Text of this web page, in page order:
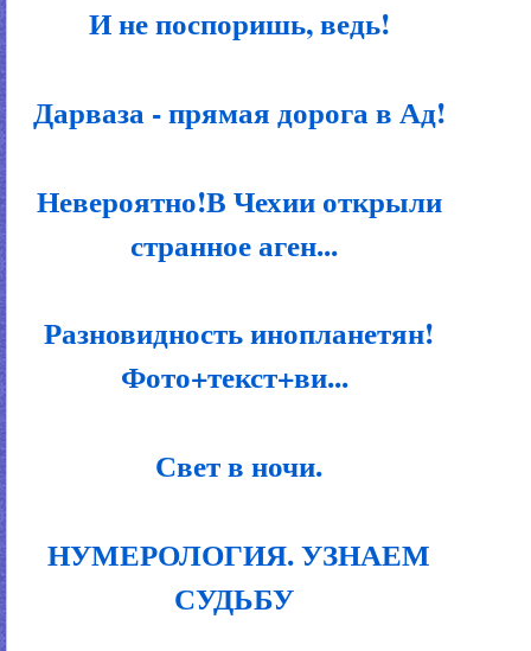
И не поспоришь, ведь!
Дарваза - прямая дорога в Ад!
Невероятно!В Чехии открыли
странное аген...
Разновидность инопланетян!
Фото+текст+ви...
Свет в ночи.
НУМЕРОЛОГИЯ. УЗНАЕМ
СУДЬБУ